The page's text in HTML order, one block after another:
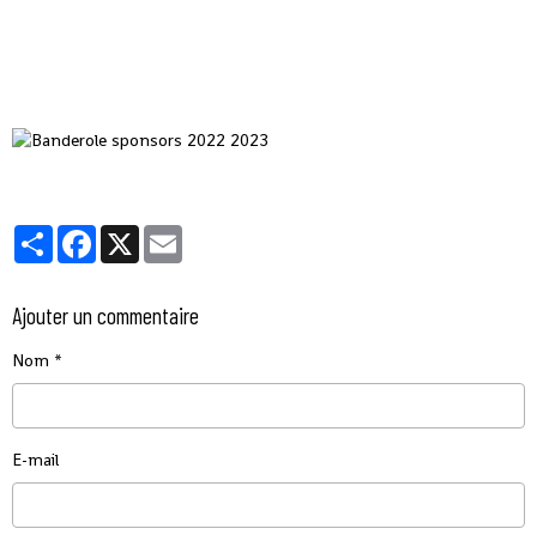
PartagerFacebook
X
Ajouter un commentaire
Nom
E-mail